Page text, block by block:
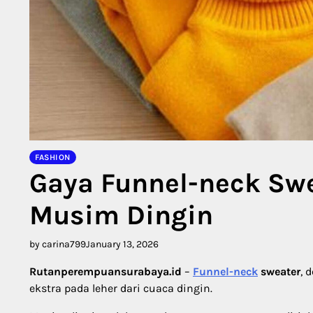
FASHION
Gaya Funnel-neck
Musim Dingin
by carina799January 13, 2026
Rutanperempuansurabaya.id – Funnel-neck sweater,
ekstra pada leher dari cuaca dingin.